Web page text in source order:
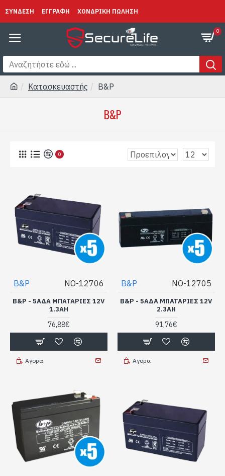
ΣΥΝΔΕΣΗ ΕΓΓΡΑΦΗ ΧΟΝΔΡΙΚΗ ΠΩΛΗΣΗ
0
Κατασκευαστής B&P
B&P
0
B&P NO-12706
B&P - 5ΆΔΑ ΜΠΑΤΑΡΊΕΣ 12V
1.3AH
76,88€
Αγορα
B&P NO-12705
B&P - 5ΆΔΑ ΜΠΑΤΑΡΊΕΣ 12V
2.3AH
91,76€
Αγορα